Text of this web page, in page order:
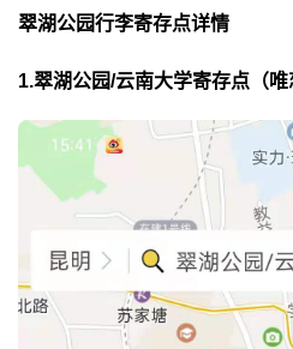
翠湖公园行李寄存点详情
1.翠湖公园/云南大学寄存点（唯